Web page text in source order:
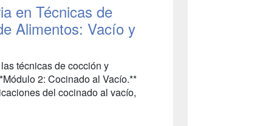
en Técnicas de
Alimentos: Vacío y
técnicas de cocción y
2: Cocinado al Vacío.**
del cocinado al vacío,